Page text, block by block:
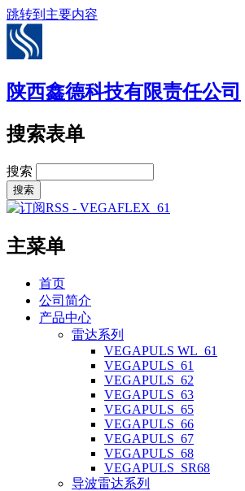
跳转到主要内容
陕西鑫德科技有限责任公司
搜索表单
搜索
主菜单
首页
公司简介
产品中心
雷达系列
VEGAPULS WL_61
VEGAPULS_61
VEGAPULS_62
VEGAPULS_63
VEGAPULS_65
VEGAPULS_66
VEGAPULS_67
VEGAPULS_68
VEGAPULS_SR68
导波雷达系列